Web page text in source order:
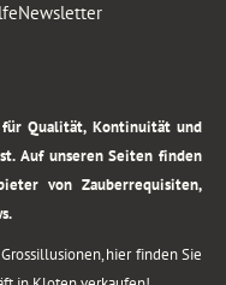
Newsletter
Qualität, Kontinuität und
Auf unseren Seiten finden
von Zauberrequisiten,
hier finden Sie